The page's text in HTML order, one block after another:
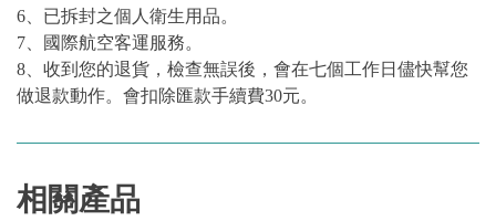
6、已拆封之個人衛生用品。
7、國際航空客運服務。
8、收到您的退貨，檢查無誤後，會在七個工作日儘快幫您
做退款動作。會扣除匯款手續費30元。
相關產品